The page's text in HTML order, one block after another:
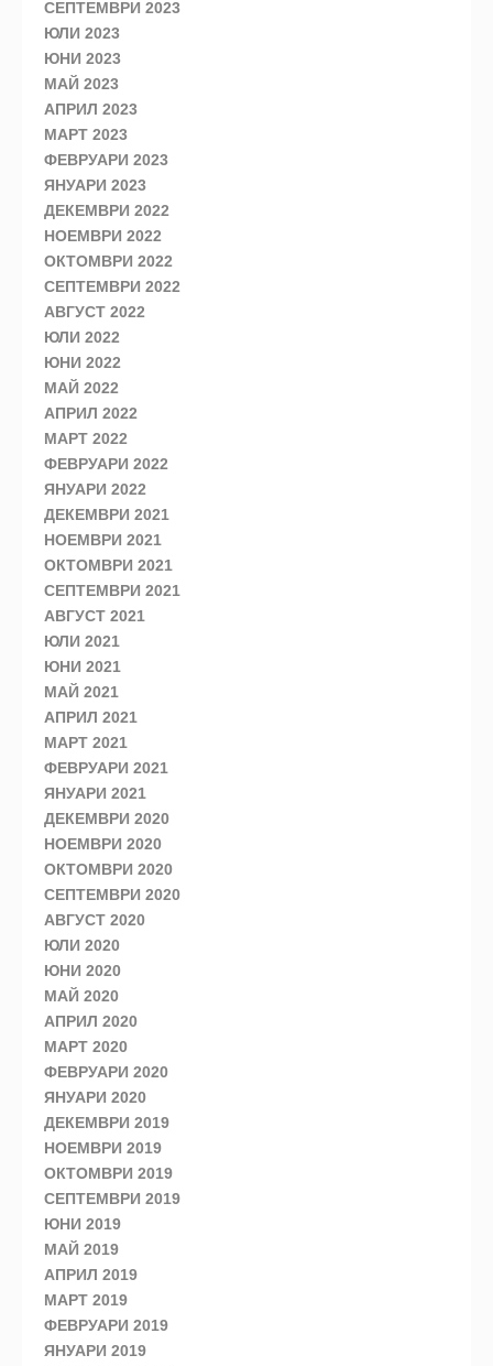
СЕПТЕМВРИ 2023
ЮЛИ 2023
ЮНИ 2023
МАЙ 2023
АПРИЛ 2023
МАРТ 2023
ФЕВРУАРИ 2023
ЯНУАРИ 2023
ДЕКЕМВРИ 2022
НОЕМВРИ 2022
ОКТОМВРИ 2022
СЕПТЕМВРИ 2022
АВГУСТ 2022
ЮЛИ 2022
ЮНИ 2022
МАЙ 2022
АПРИЛ 2022
МАРТ 2022
ФЕВРУАРИ 2022
ЯНУАРИ 2022
ДЕКЕМВРИ 2021
НОЕМВРИ 2021
ОКТОМВРИ 2021
СЕПТЕМВРИ 2021
АВГУСТ 2021
ЮЛИ 2021
ЮНИ 2021
МАЙ 2021
АПРИЛ 2021
МАРТ 2021
ФЕВРУАРИ 2021
ЯНУАРИ 2021
ДЕКЕМВРИ 2020
НОЕМВРИ 2020
ОКТОМВРИ 2020
СЕПТЕМВРИ 2020
АВГУСТ 2020
ЮЛИ 2020
ЮНИ 2020
МАЙ 2020
АПРИЛ 2020
МАРТ 2020
ФЕВРУАРИ 2020
ЯНУАРИ 2020
ДЕКЕМВРИ 2019
НОЕМВРИ 2019
ОКТОМВРИ 2019
СЕПТЕМВРИ 2019
ЮНИ 2019
МАЙ 2019
АПРИЛ 2019
МАРТ 2019
ФЕВРУАРИ 2019
ЯНУАРИ 2019